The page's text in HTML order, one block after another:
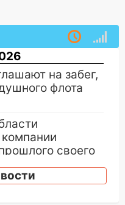
на забег,
флота
своего
звезды